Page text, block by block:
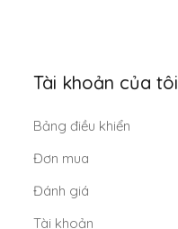
Tài khoản của tôi
Bảng điều khiển
Đơn mua
Đánh giá
Tài khoản